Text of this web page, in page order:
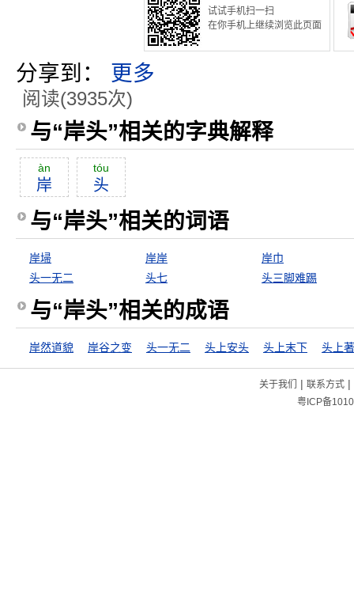
试试手机扫一扫
在你手机上继续浏览此页面
分享到： 更多
阅读(3935次)
与“岸头”相关的字典解释
àn
岸
tóu
头
与“岸头”相关的词语
岸埽 岸岸
岸巾
头一无二
头七 头三脚难踢
与“岸头”相关的成语
岸然道貌 岸谷之变 头一无二 头上安头 头上末下 头上
关于我们 | 联系方式|
粤ICP备